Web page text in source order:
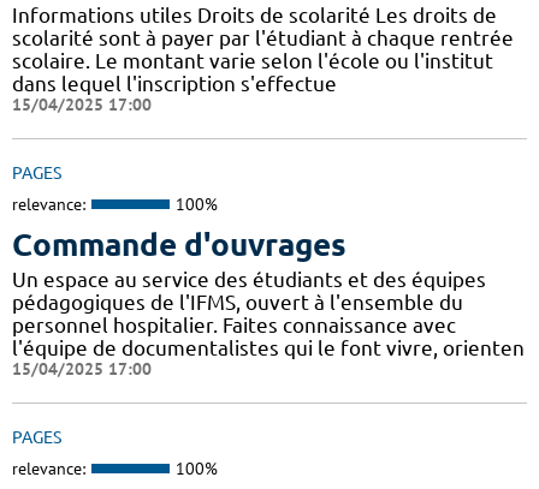
Informations utiles Droits de scolarité Les droits de
scolarité sont à payer par l'étudiant à chaque rentrée
scolaire. Le montant varie selon l'école ou l'institut
dans lequel l'inscription s'effectue
15/04/2025 17:00
PAGES
relevance: 100%
Commande d'ouvrages
Un espace au service des étudiants et des équipes
pédagogiques de l'IFMS, ouvert à l'ensemble du
personnel hospitalier. Faites connaissance avec
l'équipe de documentalistes qui le font vivre, orienten
15/04/2025 17:00
PAGES
relevance: 100%